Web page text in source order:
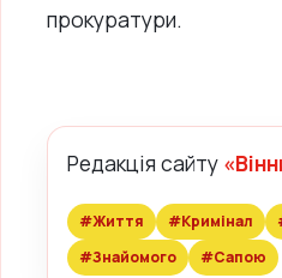
прокуратури.
Редакція сайту
#Життя #Кримінал
#Знайомого
#Сапою